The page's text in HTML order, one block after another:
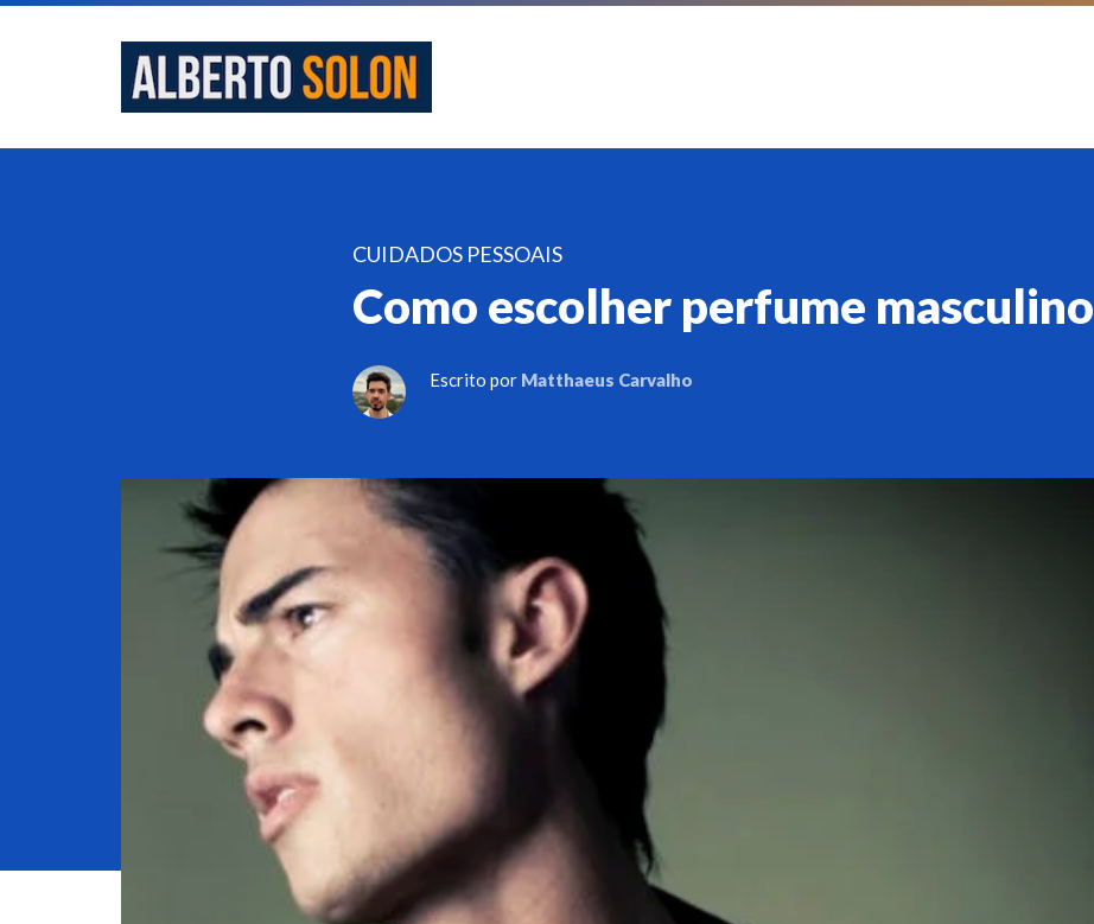
CUIDADOS PESSOAIS
Como escolher perfume masculino
Escrito por Matthaeus Carvalho